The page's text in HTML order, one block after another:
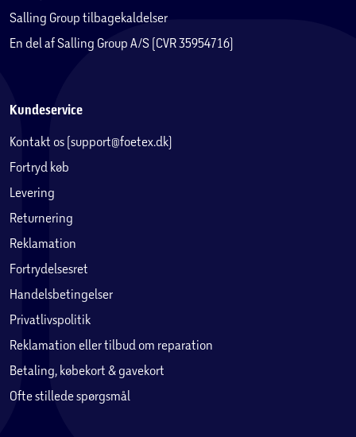
Salling Group tilbagekaldelser
En del af Salling Group A/S (CVR 35954716)
Kundeservice
Kontakt os (support@foetex.dk)
Fortryd køb
Levering
Returnering
Reklamation
Fortrydelsesret
Handelsbetingelser
Privatlivspolitik
Reklamation eller tilbud om reparation
Betaling, købekort & gavekort
Ofte stillede spørgsmål